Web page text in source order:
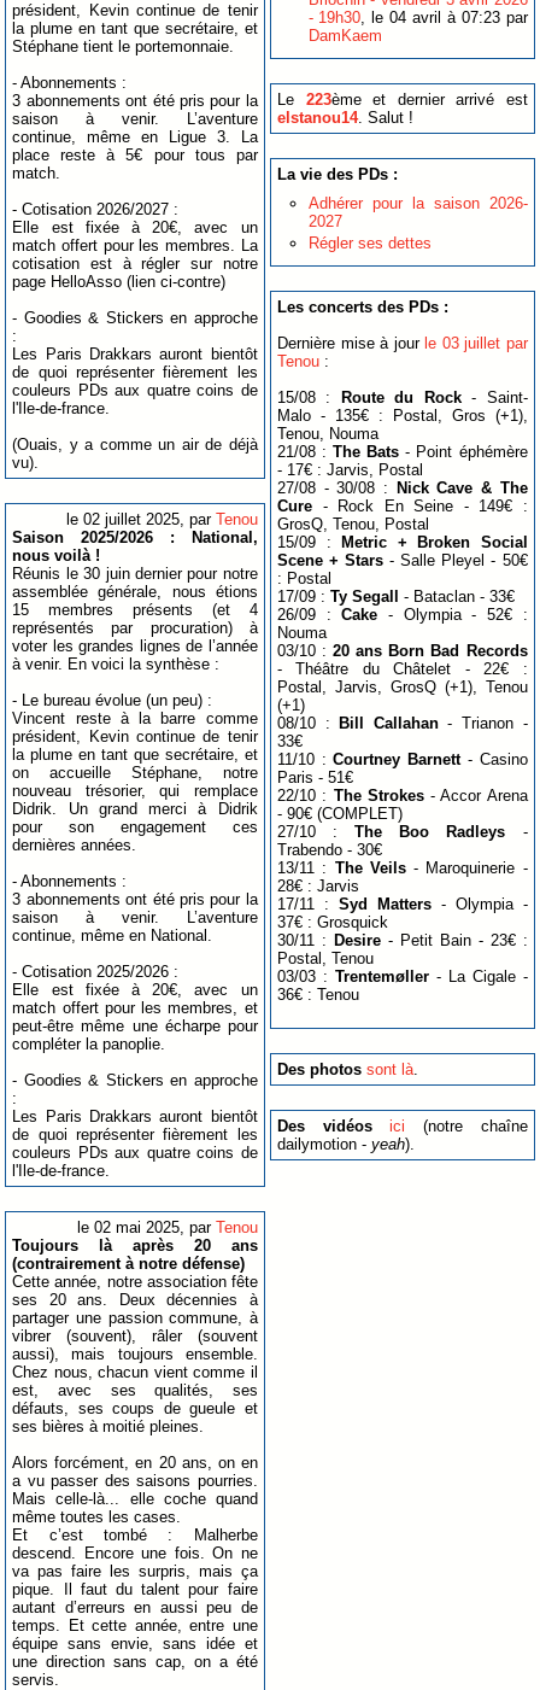
président, Kevin continue de tenir
la plume en tant que secrétaire, et
Stéphane tient le portemonnaie.
- Abonnements :
3 abonnements ont été pris pour la
saison à venir. L’aventure
continue, même en Ligue 3. La
place reste à 5€ pour tous par
match.
- Cotisation 2026/2027 :
Elle est fixée à 20€, avec un
match offert pour les membres. La
cotisation est à régler sur notre
page HelloAsso (lien ci-contre)
- Goodies & Stickers en approche
:
Les Paris Drakkars auront bientôt
de quoi représenter fièrement les
couleurs PDs aux quatre coins de
l'Ile-de-france.
(Ouais, y a comme un air de déjà
vu).
le 02 juillet 2025, par Tenou
Saison 2025/2026 : National,
nous voilà !
Réunis le 30 juin dernier pour notre
assemblée générale, nous étions
15 membres présents (et 4
représentés par procuration) à
voter les grandes lignes de l’année
à venir. En voici la synthèse :
- Le bureau évolue (un peu) :
Vincent reste à la barre comme
président, Kevin continue de tenir
la plume en tant que secrétaire, et
on accueille Stéphane, notre
nouveau trésorier, qui remplace
Didrik. Un grand merci à Didrik
pour son engagement ces
dernières années.
- Abonnements :
3 abonnements ont été pris pour la
saison à venir. L’aventure
continue, même en National.
- Cotisation 2025/2026 :
Elle est fixée à 20€, avec un
match offert pour les membres, et
peut-être même une écharpe pour
compléter la panoplie.
- Goodies & Stickers en approche
:
Les Paris Drakkars auront bientôt
de quoi représenter fièrement les
couleurs PDs aux quatre coins de
l'Ile-de-france.
le 02 mai 2025, par Tenou
Toujours là après 20 ans
(contrairement à notre défense)
Cette année, notre association fête
ses 20 ans. Deux décennies à
partager une passion commune, à
vibrer (souvent), râler (souvent
aussi), mais toujours ensemble.
Chez nous, chacun vient comme il
est, avec ses qualités, ses
défauts, ses coups de gueule et
ses bières à moitié pleines.
Alors forcément, en 20 ans, on en
a vu passer des saisons pourries.
Mais celle-là... elle coche quand
même toutes les cases.
Et c’est tombé : Malherbe
descend. Encore une fois. On ne
va pas faire les surpris, mais ça
pique. Il faut du talent pour faire
autant d’erreurs en aussi peu de
temps. Et cette année, entre une
équipe sans envie, sans idée et
une direction sans cap, on a été
servis.
- 19h30 , le 04 avril à 07:23 par
DamKaem
Le 223ème et dernier arrivé est
elstanou14. Salut !
La vie des PDs :
Adhérer pour la saison 2026-
2027
Régler ses dettes
Les concerts des PDs :
Dernière mise à jour le 03 juillet par
Tenou :
15/08 :
Route du Rock- Saint-
Malo - 135€ : Postal, Gros (+1),
Tenou, Nouma
21/08 :The Bats - Point éphémère
- 17€ : Jarvis, Postal
27/08 - 30/08 :
Nick Cave & The
Cure - Rock En Seine - 149€ :
GrosQ, Tenou, Postal
15/09 :
Metric + Broken Social
Scene + Stars - Salle Pleyel - 50€
: Postal
17/09 : Ty Segall
- Bataclan - 33€
26/09 :Cake - Olympia - 52€ :
Nouma
03/10 :20 ans Born Bad Records
- Théâtre du Châtelet - 22€ :
Postal, Jarvis, GrosQ (+1), Tenou
(+1)
08/10 :
Bill Callahan- Trianon -
33€
11/10 :Courtney Barnett- Casino
Paris - 51€
22/10 : The Strokes- Accor Arena
- 90€ (COMPLET)
27/10 :The Boo Radleys -
Trabendo - 30€
13/11 : The Veils- Maroquinerie -
28€ : Jarvis
17/11 : Syd Matters- Olympia -
37€ : Grosquick
30/11 : Desire- Petit Bain - 23€ :
Postal, Tenou
03/03 : Trentemøller- La Cigale -
36€ : Tenou
Des photos sont là.
Des vidéosici (notre chaîne
dailymotion - yeah).